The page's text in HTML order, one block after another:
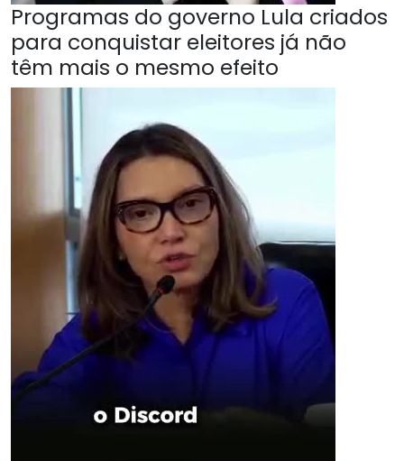
Programas do governo Lula criados
para conquistar eleitores já não
têm mais o mesmo efeito